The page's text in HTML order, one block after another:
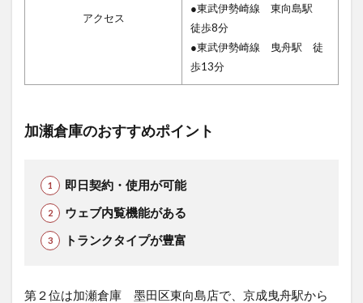
アクセス
●東武伊勢崎線 東向島駅
徒歩8分
●東武伊勢崎線 曳舟駅 徒
歩13分
加瀬倉庫のおすすめポイント
即日契約・使用が可能
ウェブ内覧機能がある
トランクタイプが豊富
第２位は加瀬倉庫 墨田区東向島店で、京成曳舟駅から